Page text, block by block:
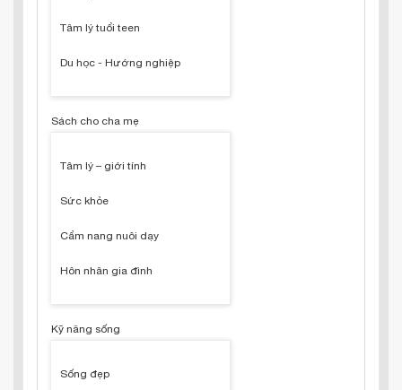
Tâm lý tuổi teen
Du học - Hướng nghiệp
Sách cho cha mẹ
Tâm lý – giới tính
Sức khỏe
Cẩm nang nuôi dạy
Hôn nhân gia đình
Kỹ năng sống
Sống đẹp